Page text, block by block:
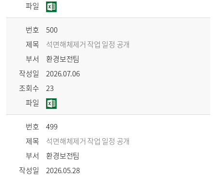
파일
번호
500
제목
석면해체제거 작업 일정 공개
부서
환경보전팀
작성일
2026.07.06
조회수
23
파일
번호
499
제목
석면해체제거 작업 일정 공개
부서
환경보전팀
작성일
2026.05.28